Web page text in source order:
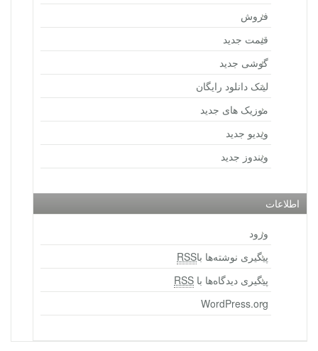
فروش
قیمت جدید
گوشی جدید
لینک دانلود رایگان
موزیک های جدید
ویدیو جدید
ویندوز جدید
اطلاعات
ورود
پیگیری نوشته‌ها باRSS
پیگیری دیدگاه‌ها با RSS
WordPress.org